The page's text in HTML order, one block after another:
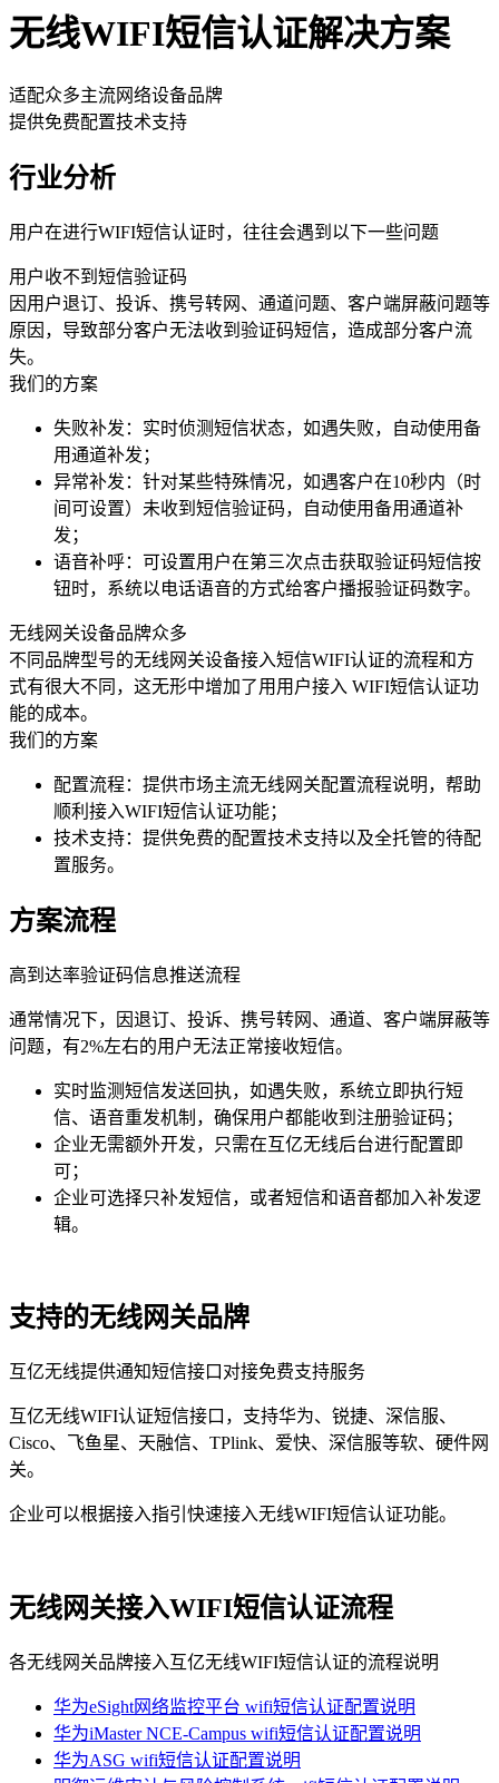
无线WIFI短信认证解决方案
适配众多主流网络设备品牌
提供免费配置技术支持
行业分析
用户在进行WIFI短信认证时，往往会遇到以下一些问题
用户收不到短信验证码
因用户退订、投诉、携号转网、通道问题、客户端屏蔽问题等
原因，导致部分客户无法收到验证码短信，造成部分客户流
失。
我们的方案
失败补发：实时侦测短信状态，如遇失败，自动使用备
用通道补发；
异常补发：针对某些特殊情况，如遇客户在10秒内（时
间可设置）未收到短信验证码，自动使用备用通道补
发；
语音补呼：可设置用户在第三次点击获取验证码短信按
钮时，系统以电话语音的方式给客户播报验证码数字。
无线网关设备品牌众多
不同品牌型号的无线网关设备接入短信WIFI认证的流程和方
式有很大不同，这无形中增加了用用户接入 WIFI短信认证功
能的成本。
我们的方案
配置流程：提供市场主流无线网关配置流程说明，帮助
顺利接入WIFI短信认证功能；
技术支持：提供免费的配置技术支持以及全托管的待配
置服务。
方案流程
高到达率验证码信息推送流程
通常情况下，因退订、投诉、携号转网、通道、客户端屏蔽等
问题，有2%左右的用户无法正常接收短信。
实时监测短信发送回执，如遇失败，系统立即执行短
信、语音重发机制，确保用户都能收到注册验证码；
企业无需额外开发，只需在互亿无线后台进行配置即
可；
企业可选择只补发短信，或者短信和语音都加入补发逻
辑。
支持的无线网关品牌
互亿无线提供通知短信接口对接免费支持服务
互亿无线WIFI认证短信接口，支持华为、锐捷、深信服、
Cisco、飞鱼星、天融信、TPlink、爱快、深信服等软、硬件网
关。
企业可以根据接入指引快速接入无线WIFI短信认证功能。
无线网关接入WIFI短信认证流程
各无线网关品牌接入互亿无线WIFI短信认证的流程说明
华为eSight网络监控平台 wifi短信认证配置说明
华为iMaster NCE-Campus wifi短信认证配置说明
华为ASG wifi短信认证配置说明